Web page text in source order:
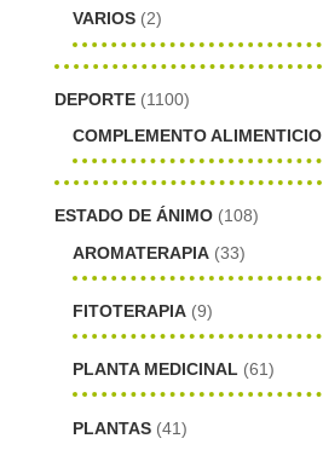
VARIOS (2)
DEPORTE (1100)
COMPLEMENTO ALIMENTICIO
ESTADO DE ÁNIMO (108)
AROMATERAPIA (33)
FITOTERAPIA (9)
PLANTA MEDICINAL (61)
PLANTAS (41)